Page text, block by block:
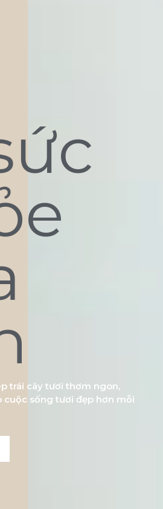
trái cây tươi thơm ngon,
sống tươi đẹp hơn mỗi